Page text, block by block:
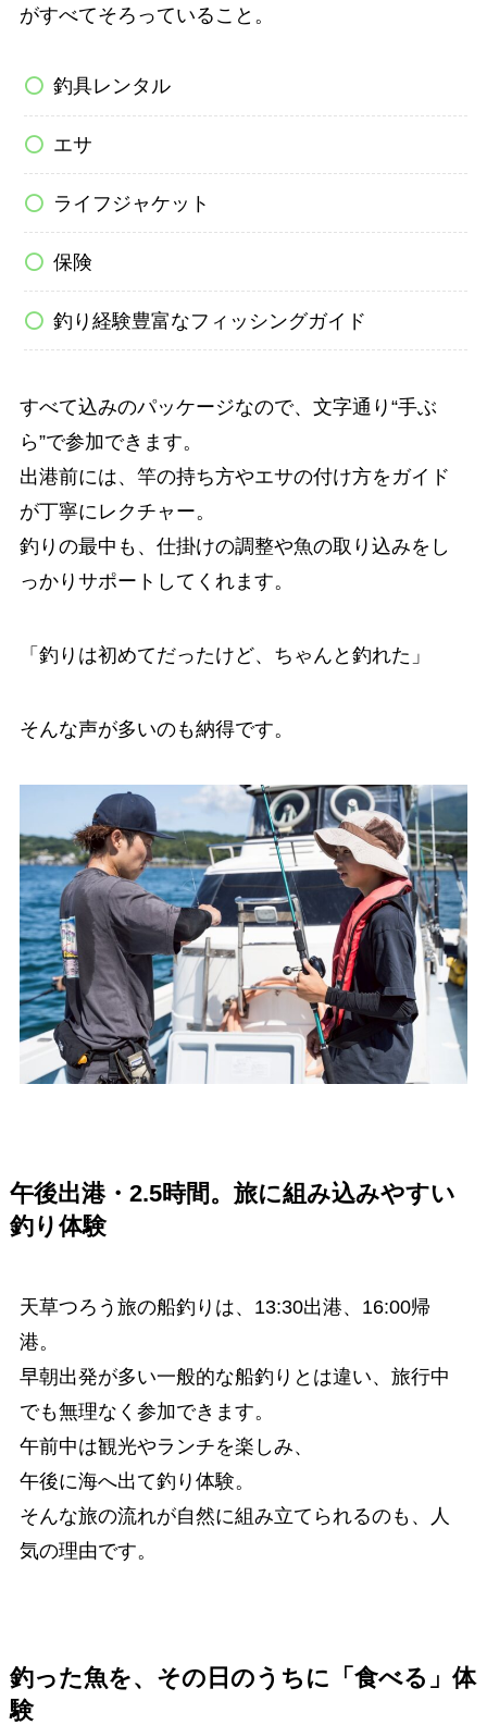
がすべてそろっていること。
釣具レンタル
エサ
ライフジャケット
保険
釣り経験豊富なフィッシングガイド
すべて込みのパッケージなので、文字通り“手ぶ
ら”で参加できます。
出港前には、竿の持ち方やエサの付け方をガイド
が丁寧にレクチャー。
釣りの最中も、仕掛けの調整や魚の取り込みをし
っかりサポートしてくれます。
「釣りは初めてだったけど、ちゃんと釣れた」
そんな声が多いのも納得です。
午後出港・2.5時間。旅に組み込みやすい
釣り体験
天草つろう旅の船釣りは、13:30出港、16:00帰
港。
早朝出発が多い一般的な船釣りとは違い、旅行中
でも無理なく参加できます。
午前中は観光やランチを楽しみ、
午後に海へ出て釣り体験。
そんな旅の流れが自然に組み立てられるのも、人
気の理由です。
釣った魚を、その日のうちに「食べる」体
験